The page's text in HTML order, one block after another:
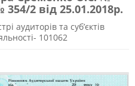
2 від 25.01.2018р.
аудиторів та суб’єктів
101062